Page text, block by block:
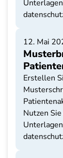
12. Mai
Erstellen
Nutzen